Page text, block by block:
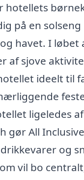
hotellets
på en
havet. I
af sjove
ideelt til
ligeledes
gør All
og
vil bo